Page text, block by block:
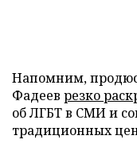
Напомним,
Фадеев резко
об ЛГБТ в СМИ и
традиционных